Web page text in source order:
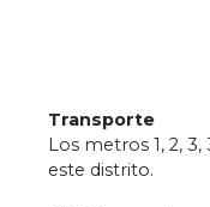
Transporte
Los metros 1, 2, 3,
este distrito.